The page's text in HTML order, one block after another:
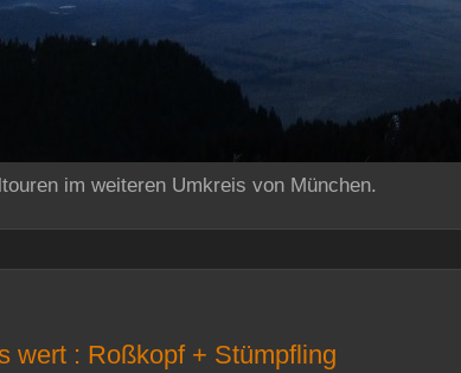
im weiteren Umkreis von München.
wert : Roßkopf + Stümpfling